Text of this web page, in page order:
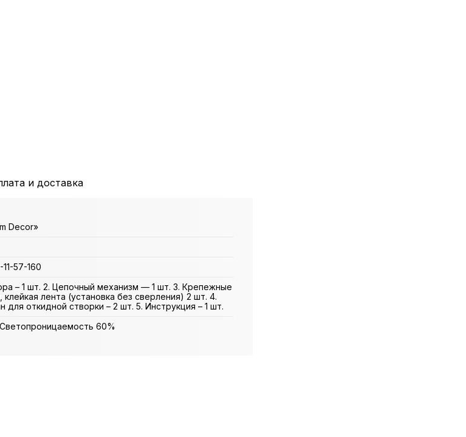
и доставка
Decor»
57-160
– 1 шт. 2. Цепочный механизм — 1 шт. 3. Крепежные
лента (установка без сверления) 2 шт. 4.
для откидной створки – 2 шт. 5. Инструкция – 1 шт.
60%